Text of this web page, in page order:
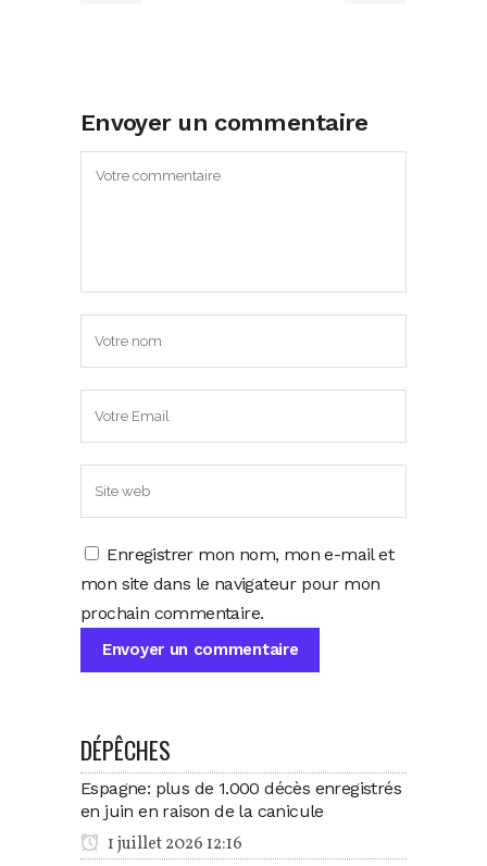
Envoyer un commentaire
Enregistrer mon nom, mon e-mail et
mon site dans le navigateur pour mon
prochain commentaire.
DÉPÊCHES
Espagne: plus de 1.000 décès enregistrés
en juin en raison de la canicule
1 juillet 2026 12:16